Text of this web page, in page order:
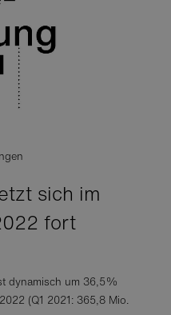
sich im
fort
dynamisch um 36,5%
(Q1 2021: 365,8 Mio.